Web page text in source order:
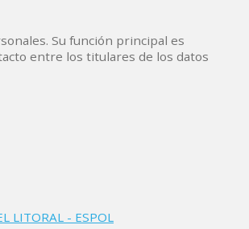
Su función principal es
entre los titulares de los datos
LITORAL - ESPOL